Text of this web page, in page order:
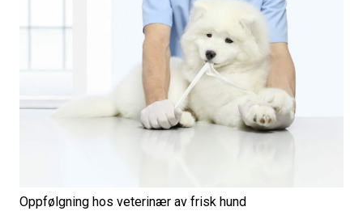
Oppfølgning hos veterinær av frisk hund